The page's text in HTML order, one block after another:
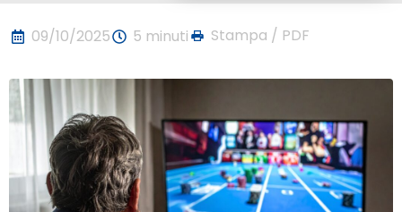
09/10/2025 5 minuti Stampa / PDF